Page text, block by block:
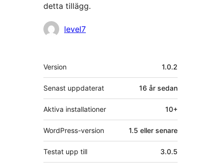
detta tillägg.
Bidragande
level7
Meta
Version 1.0.2
Senast uppdaterat 16 år sedan
Aktiva installationer 10+
WordPress-version 1.5 eller senare
Testat upp till 3.0.5